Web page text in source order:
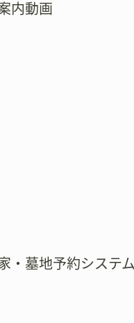
内動画
・墓地予約システム